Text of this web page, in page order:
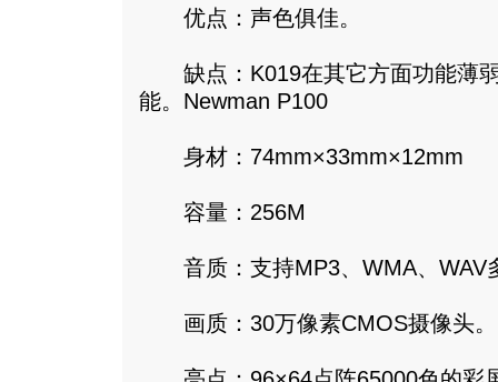
优点：声色俱佳。
缺点：K019在其它方面功能薄弱
能。Newman P100
身材：74mm×33mm×12mm
容量：256M
音质：支持MP3、WMA、WAV
画质：30万像素CMOS摄像头。